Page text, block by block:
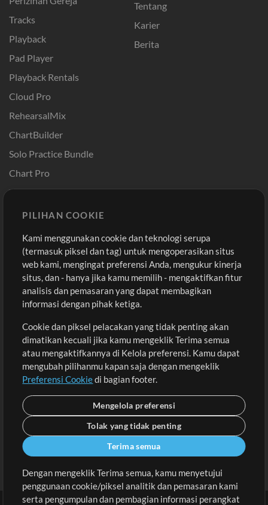
Tracks
Playback
Pad Player
Playback Rentals
Cloud Pro
RehearsalMix
ChartBuilder
Solo Practice Bundle
Chart Pro
Template ProPresenter
Sound
Tentang
Karier
Berita
Pembelian
Beli Kredit
Konten Gratis
Permintaan Lagu
Lain-lain
Sesi
Kirimkan musik kamu
Playlist
MT Conference
Akun
Masuk
Daftar
Lihat Keranjang
PILIHAN COOKIE
Kami menggunakan cookie dan teknologi serupa
(termasuk piksel dan tag) untuk mengoperasikan situs
web kami, mengingat preferensi Anda, mengukur kinerja
situs, dan - hanya jika kamu memilih - mengaktifkan fitur
analisis dan pemasaran yang dapat membagikan
informasi dengan pihak ketiga.
Cookie dan piksel pelacakan yang tidak penting akan
dimatikan kecuali jika kamu mengeklik Terima semua
atau mengaktifkannya di Kelola preferensi. Kamu dapat
mengubah pilihanmu kapan saja dengan mengeklik
Preferensi Cookiedi bagian footer.
Mengelola preferensi
Tolak yang tidak penting
Terima semua
Dengan mengeklik Terima semua, kamu menyetujui
penggunaan cookie/piksel analitik dan pemasaran kami
serta pengumpulan dan pembagian informasi perangkat